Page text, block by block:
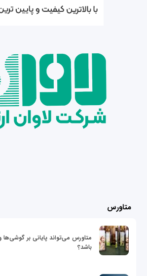
متاورس
متاورس می‌تواند پایانی بر
باشد؟